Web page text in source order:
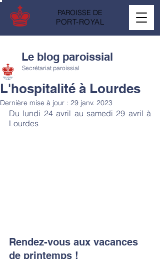
PAROISSE DE
PORT-ROYAL
L'hospitalité à Lourdes
Secrétariat paroissial
Dernière mise à jour : 29 janv. 2023
Du lundi 24 avril au samedi 29 avril à
Lourdes
Rendez-vous aux vacances
de printemps !
Le blog paroissial